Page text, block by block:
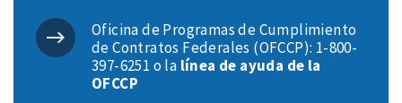
Oficina de Programas de Cumplimiento
de Contratos Federales (OFCCP): 1-800-
397-6251 o la línea de ayuda de la
OFCCP